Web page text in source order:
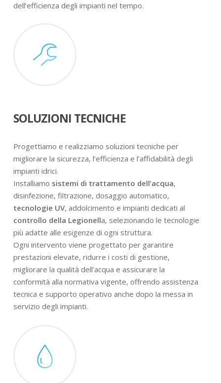
dell’efficienza degli impianti nel tempo.
SOLUZIONI TECNICHE
Progettiamo e realizziamo soluzioni tecniche per
migliorare la sicurezza, l’efficienza e l’affidabilità degli
impianti idrici.
Installiamo sistemi di trattamento dell’acqua,
disinfezione, filtrazione, dosaggio automatico,
tecnologie UV, addolcimento e impianti dedicati al
controllo della Legionella, selezionando le tecnologie
più adatte alle esigenze di ogni struttura.
Ogni intervento viene progettato per garantire
prestazioni elevate, ridurre i costi di gestione,
migliorare la qualità dell’acqua e assicurare la
conformità alla normativa vigente, offrendo assistenza
tecnica e supporto operativo anche dopo la messa in
servizio degli impianti.